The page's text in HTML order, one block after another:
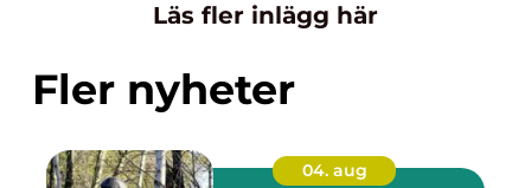
Läs fler inlägg här
Fler nyheter
04. aug